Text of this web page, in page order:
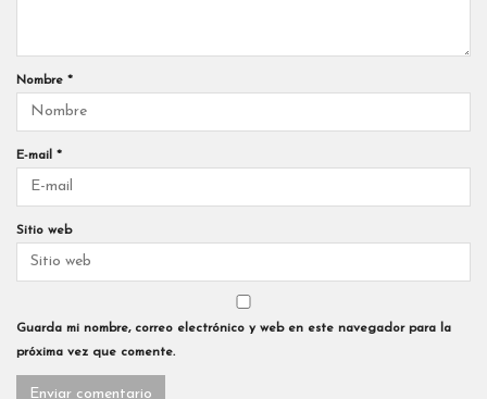
Nombre *
E-mail *
Sitio web
Guarda mi nombre, correo electrónico y web en este navegador para la
próxima vez que comente.